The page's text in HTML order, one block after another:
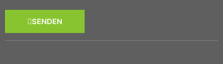
SENDEN